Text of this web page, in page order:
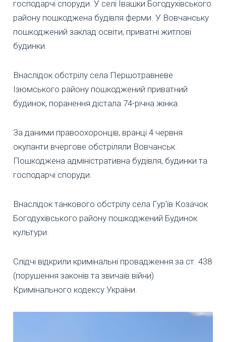
господарчі споруди. У селі Івашки Богодухівського
району пошкоджена будівля ферми. У Вовчанську
пошкоджений заклад освіти, приватні житлові
будинки.
Внаслідок обстрілу села Першотравневе
Ізюмського району пошкоджений приватний
будинок, поранення дістала 74-річна жінка.
За даними правоохоронців, вранці 4 червня
окупанти вчергове обстріляли Вовчанськ.
Пошкоджена адміністративна будівля, будинки та
господарчі споруди.
Внаслідок танкового обстрілу села Гур'їв Козачок
Богодухівського району пошкоджений Будинок
культури.
Слідчі відкрили кримінальні провадження за ст. 438
(порушення законів та звичаїв війни)
Кримінального кодексу України.